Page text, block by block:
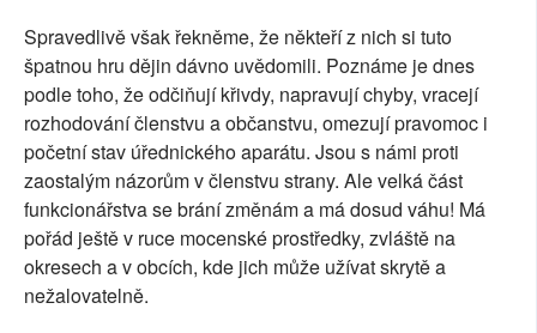
Spravedlivě však řekněme, že někteří z nich si tuto
špatnou hru dějin dávno uvědomili. Poznáme je dnes
podle toho, že odčiňují křivdy, napravují chyby, vracejí
rozhodování členstvu a občanstvu, omezují pravomoc i
početní stav úřednického aparátu. Jsou s námi proti
zaostalým názorům v členstvu strany. Ale velká část
funkcionářstva se brání změnám a má dosud váhu! Má
pořád ještě v ruce mocenské prostředky, zvláště na
okresech a v obcích, kde jich může užívat skrytě a
nežalovatelně.